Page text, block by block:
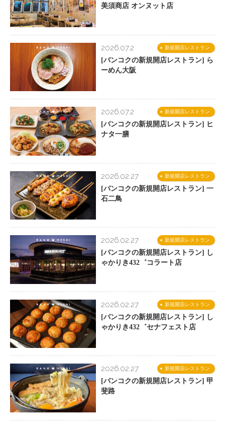
美須商店 オンヌット店
新規開店レストラン
2026.07.2
[バンコクの新規開店レストラン] ら
ーめん大阪
新規開店レストラン
2026.07.2
[バンコクの新規開店レストラン] ヒ
ナタ一膳
新規開店レストラン
2026.02.27
[バンコクの新規開店レストラン] 一
石二鳥
新規開店レストラン
2026.02.27
[バンコクの新規開店レストラン] し
ゃかりき432゛コラート店
新規開店レストラン
2026.02.27
[バンコクの新規開店レストラン] し
ゃかりき432゛セナフェスト店
新規開店レストラン
2026.02.27
[バンコクの新規開店レストラン] 甲
斐路